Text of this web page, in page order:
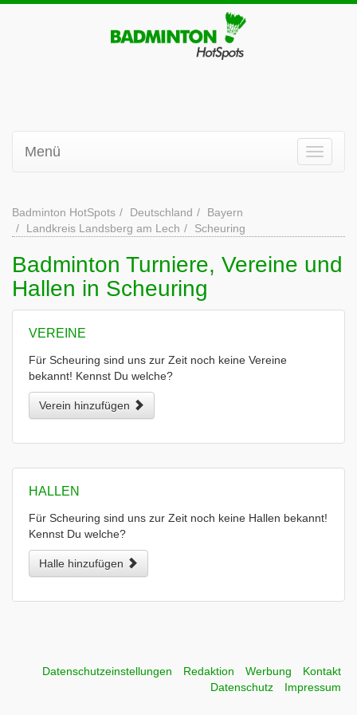
Menü
Badminton HotSpots Deutschland
Bayern
Landkreis Landsberg am Lech
Scheuring
Badminton Turniere, Vereine und
Hallen in Scheuring
VEREINE
Für Scheuring sind uns zur Zeit noch keine Vereine
bekannt! Kennst Du welche?
Verein hinzufügen
HALLEN
Für Scheuring sind uns zur Zeit noch keine Hallen bekannt!
Kennst Du welche?
Halle hinzufügen
Datenschutzeinstellungen Redaktion Werbung
Kontakt
Datenschutz
Impressum